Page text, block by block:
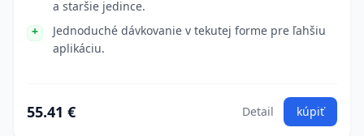
a staršie jedince.
Jednoduché dávkovanie v tekutej forme pre ľahšiu
aplikáciu.
55.41 € Detail kúpiť